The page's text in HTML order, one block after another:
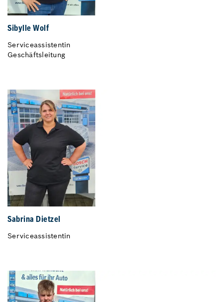
Sibylle Wolf
Serviceassistentin
Geschäftsleitung
Sabrina Dietzel
Serviceassistentin